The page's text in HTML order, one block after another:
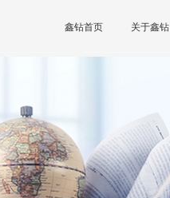
鑫钻首页 关于鑫钻